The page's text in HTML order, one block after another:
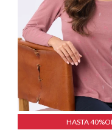
Talle
HASTA